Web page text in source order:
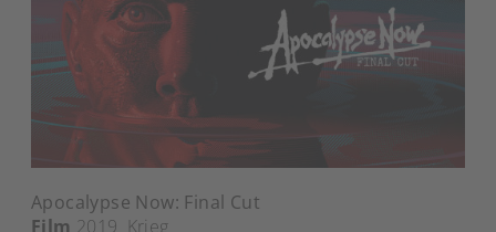
Apocalypse Now: Final Cut
Film 2019 Krieg